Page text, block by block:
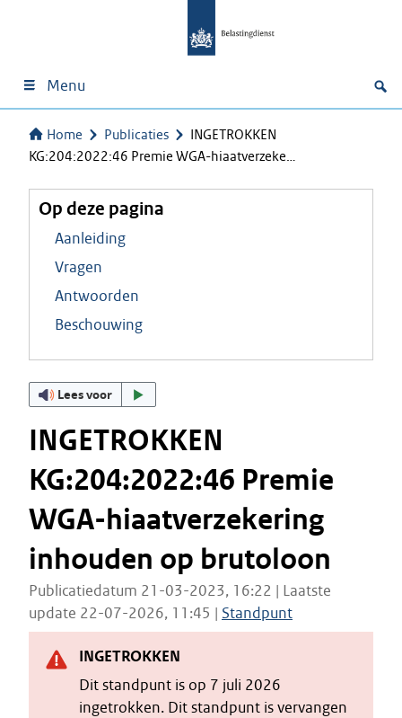
Menu
Home Publicaties
INGETROKKEN
KG:204:2022:46 Premie WGA-hiaatverzeke…
Op deze pagina
Aanleiding
Vragen
Antwoorden
Beschouwing
Lees voor
INGETROKKEN
KG:204:2022:46 Premie
WGA-hiaatverzekering
inhouden op brutoloon
Publicatiedatum 21-03-2023, 16:22 | Laatste
update 22-07-2026, 11:45 | Standpunt
INGETROKKEN
Dit standpunt is op 7 juli 2026
ingetrokken. Dit standpunt is vervangen